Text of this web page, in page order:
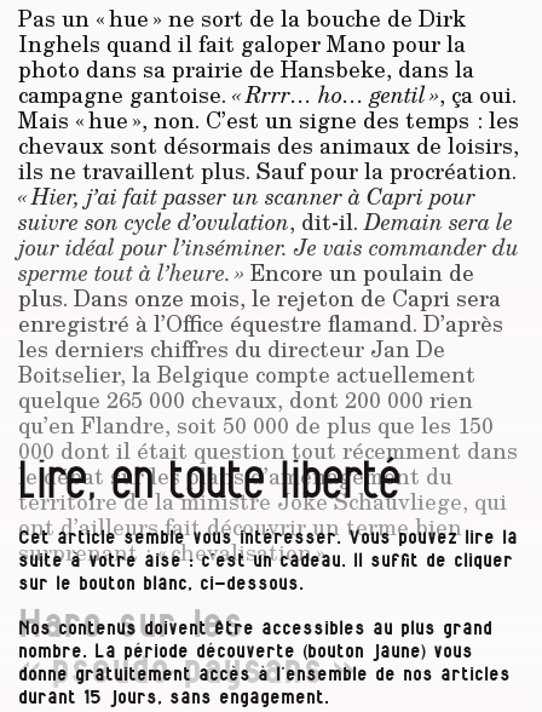
Pas un « hue » ne sort de la bouche de Dirk
Inghels quand il fait galoper Mano pour la
photo dans sa prairie de Hansbeke, dans la
campagne gantoise. « Rrrr… ho… gentil », ça oui.
Mais « hue », non. C’est un signe des temps : les
chevaux sont désormais des animaux de loisirs,
ils ne travaillent plus. Sauf pour la procréation.
« Hier, j’ai fait passer un scanner à Capri pour
suivre son cycle d’ovulation, dit-il.Demain sera le
jour idéal pour l’inséminer. Je vais commander du
sperme tout à l’heure. » Encore un poulain de
plus. Dans onze mois, le rejeton de Capri sera
enregistré à l’Office équestre flamand. D’après
les derniers chiffres du directeur Jan De
Boitselier, la Belgique compte actuellement
quelque 265 000 chevaux, dont 200 000 rien
qu’en Flandre, soit 50 000 de plus que les 150
000 dont il était question tout récemment dans
le débat sur les plans d’aménagement du
territoire de la ministre Joke Schauvliege, qui
ont d’ailleurs fait découvrir un terme bien
surprenant : « chevalisation ».
Haro sur les
« pseudo‑paysans »
Lire, en toute liberté
Cet article semble vous intéresser. Vous pouvez lire la
suite à votre aise : c’est un cadeau. Il suffit de cliquer
sur le bouton blanc, ci-dessous.
Nos contenus doivent être accessibles au plus grand
nombre. La période découverte (bouton jaune) vous
donne gratuitement accès à l’ensemble de nos articles
durant 15 jours, sans engagement.